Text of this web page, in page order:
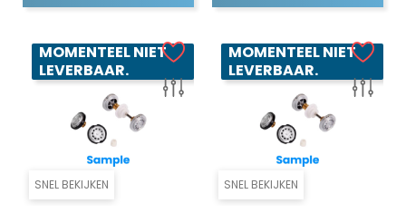
SNEL BEKIJKEN
MOMENTEEL NIET
LEVERBAAR.
SNEL BEKIJKEN
MOMENTEEL NIET
LEVERBAAR.